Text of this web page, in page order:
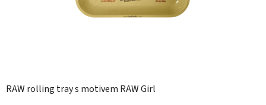
RAW rolling tray s motivem RAW Girl